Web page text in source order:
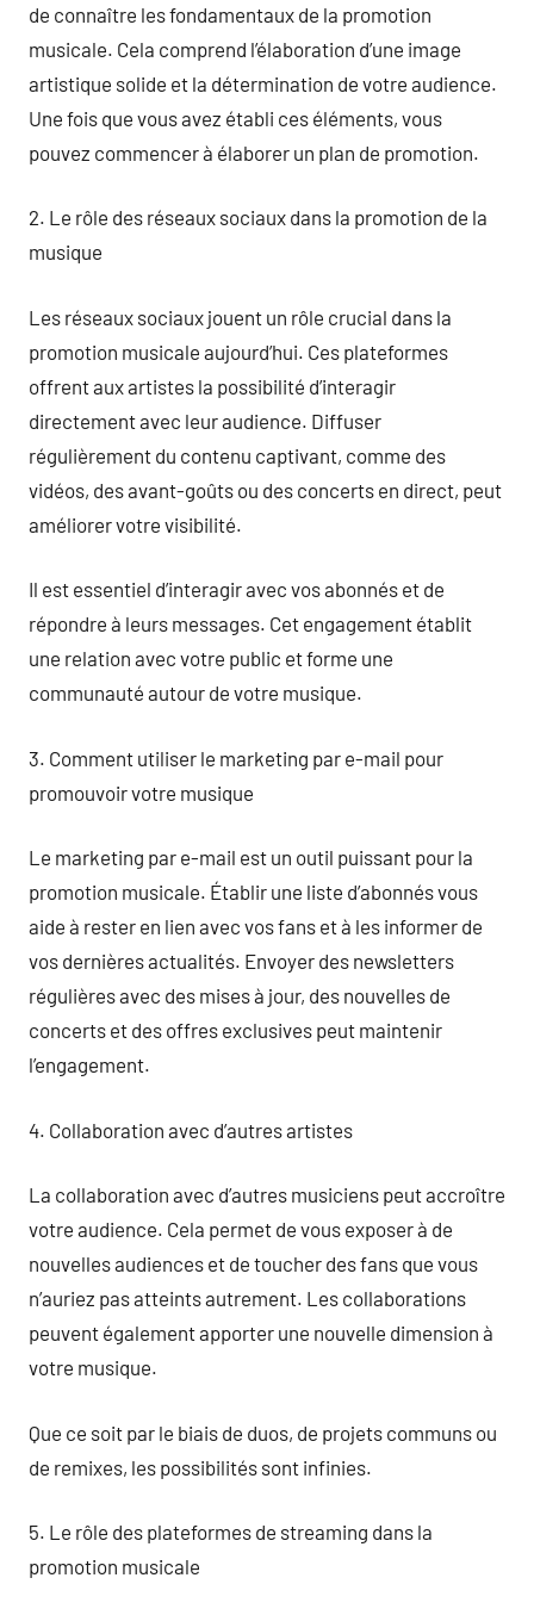
de connaître les fondamentaux de la promotion
musicale. Cela comprend l’élaboration d’une image
artistique solide et la détermination de votre audience.
Une fois que vous avez établi ces éléments, vous
pouvez commencer à élaborer un plan de promotion.
2. Le rôle des réseaux sociaux dans la promotion de la
musique
Les réseaux sociaux jouent un rôle crucial dans la
promotion musicale aujourd’hui. Ces plateformes
offrent aux artistes la possibilité d’interagir
directement avec leur audience. Diffuser
régulièrement du contenu captivant, comme des
vidéos, des avant-goûts ou des concerts en direct, peut
améliorer votre visibilité.
Il est essentiel d’interagir avec vos abonnés et de
répondre à leurs messages. Cet engagement établit
une relation avec votre public et forme une
communauté autour de votre musique.
3. Comment utiliser le marketing par e-mail pour
promouvoir votre musique
Le marketing par e-mail est un outil puissant pour la
promotion musicale. Établir une liste d’abonnés vous
aide à rester en lien avec vos fans et à les informer de
vos dernières actualités. Envoyer des newsletters
régulières avec des mises à jour, des nouvelles de
concerts et des offres exclusives peut maintenir
l’engagement.
4. Collaboration avec d’autres artistes
La collaboration avec d’autres musiciens peut accroître
votre audience. Cela permet de vous exposer à de
nouvelles audiences et de toucher des fans que vous
n’auriez pas atteints autrement. Les collaborations
peuvent également apporter une nouvelle dimension à
votre musique.
Que ce soit par le biais de duos, de projets communs ou
de remixes, les possibilités sont infinies.
5. Le rôle des plateformes de streaming dans la
promotion musicale